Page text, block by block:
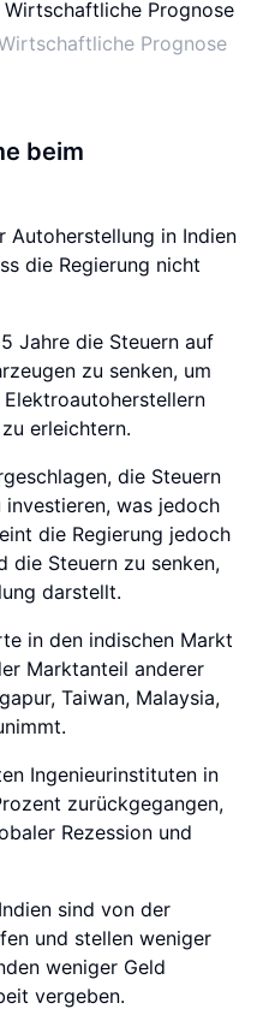
Prognose
beim
Autoherstellung in Indien
die Regierung nicht
Jahre die Steuern auf
zu senken, um
erleichtern.
die Steuern
investieren, was jedoch
die Regierung jedoch
die Steuern zu senken,
darstellt.
in den indischen Markt
Marktanteil anderer
Taiwan, Malaysia,
Ingenieurinstituten in
zurückgegangen,
Rezession und
sind von der
und stellen weniger
weniger Geld
vergeben.